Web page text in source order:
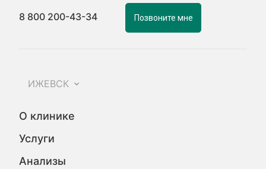
8 800 200-43-34 Позвоните мне
ИЖЕВСК
О клинике
Услуги
Анализы